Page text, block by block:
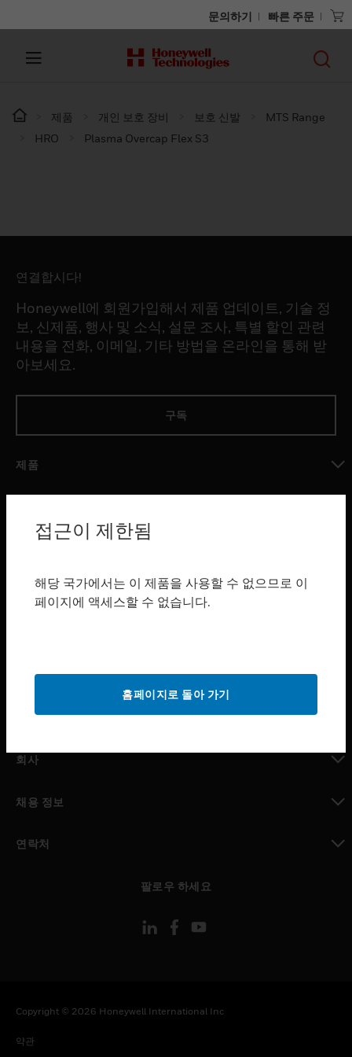
문의하기 빠른 주문
제품 개인 보호 장비 보호 신발
MTS Range
HRO
Plasma Overcap Flex S3
연결합시다!
Honeywell에 회원가입해서 제품 업데이트, 기술 정
보, 신제품, 행사 및 소식, 설문 조사, 특별 할인 관련
내용을 전화, 이메일, 기타 방법을 온라인을 통해 받
아보세요.
구독
제품
toggle view
toggle view
toggle view
산업 분야
구매처
MYAUTOMATION サポート
회사
채용 정보
연락처
팔로우 하세요
Copyright © 2026 Honeywell International Inc
약관
접근이 제한됨
해당 국가에서는 이 제품을 사용할 수 없으므로 이
페이지에 액세스할 수 없습니다.
홈페이지로 돌아 가기